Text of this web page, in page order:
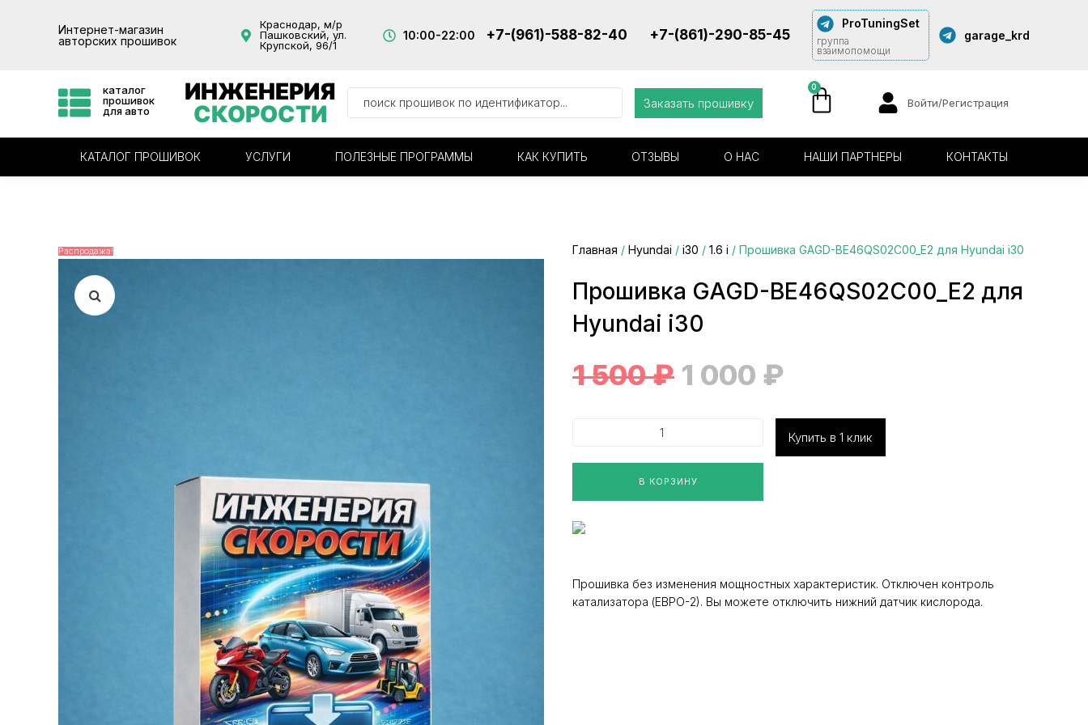
Интернет-магазин
авторских прошивок
Краснодар, м/р
Пашковский, ул.
Крупской, 96/1
10:00-22:00 +7-(961)-588-82-40 +7-(861)-290-85-45
ProTuningSet
группа
взаимопомощи
garage_krd
каталог
прошивок
для авто
ИНЖЕНЕРИЯ
СКОРОСТИ
Заказать прошивку
0
Войти/Регистрация
КАТАЛОГ ПРОШИВОК УСЛУГИ ПОЛЕЗНЫЕ ПРОГРАММЫ КАК КУПИТЬ ОТЗЫВЫ О НАС НАШИ ПАРТНЕРЫ КОНТАКТЫ
Распродажа! Главная / Hyundai / i30 / 1.6 i / Прошивка GAGD-BE46QS02C00_E2 для Hyundai i30
Прошивка GAGD-BE46QS02C00_E2 для
Hyundai i30
1 500₽ 1 000 ₽
В КОРЗИНУ
Купить в 1 клик
Прошивка без изменения мощностных характеристик. Отключен контроль
катализатора (ЕВРО-2). Вы можете отключить нижний датчик кислорода.